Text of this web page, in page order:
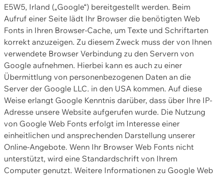
E5W5, Irland („Google“) bereitgestellt werden. Beim
Aufruf einer Seite lädt Ihr Browser die benötigten Web
Fonts in Ihren Browser-Cache, um Texte und Schriftarten
korrekt anzuzeigen. Zu diesem Zweck muss der von Ihnen
verwendete Browser Verbindung zu den Servern von
Google aufnehmen. Hierbei kann es auch zu einer
Übermittlung von personenbezogenen Daten an die
Server der Google LLC. in den USA kommen. Auf diese
Weise erlangt Google Kenntnis darüber, dass über Ihre IP-
Adresse unsere Website aufgerufen wurde. Die Nutzung
von Google Web Fonts erfolgt im Interesse einer
einheitlichen und ansprechenden Darstellung unserer
Online-Angebote. Wenn Ihr Browser Web Fonts nicht
unterstützt, wird eine Standardschrift von Ihrem
Computer genutzt. Weitere Informationen zu Google Web